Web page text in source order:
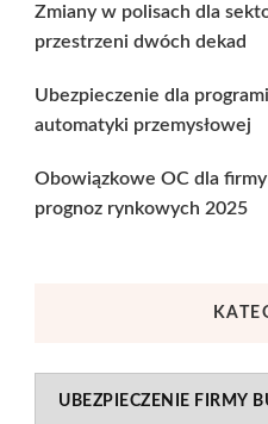
Zmiany w polisach dla
przestrzeni dwóch dekad
Ubezpieczenie dla
automatyki przemysłowej
Obowiązkowe OC dla
prognoz rynkowych 2025
Kategorie